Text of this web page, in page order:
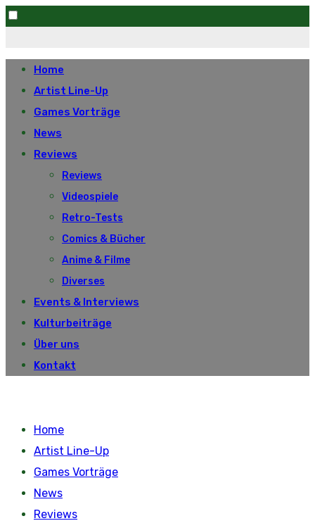
to
content
Home
Artist Line-Up
Games Vorträge
News
Reviews
Reviews
Videospiele
Retro-Tests
Comics & Bücher
Anime & Filme
Diverses
Events & Interviews
Kulturbeiträge
Über uns
Kontakt
Home
Artist Line-Up
Games Vorträge
News
Reviews